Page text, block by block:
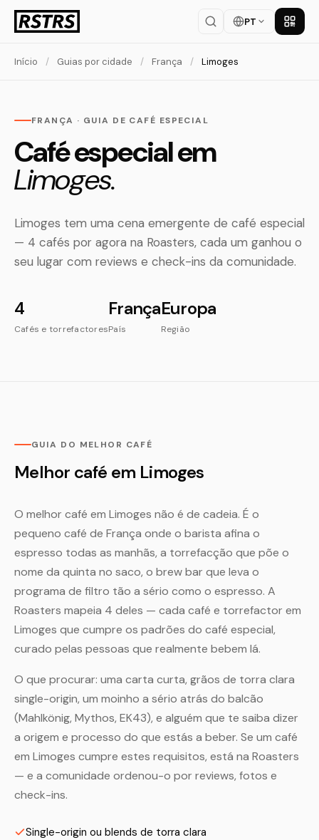
PT Baixar
Início / Guias por cidade / França / Limoges
FRANÇA · GUIA DE CAFÉ ESPECIAL
Café especial em
Limoges.
Limoges tem uma cena emergente de café especial
— 4 cafés por agora na Roasters, cada um ganhou o
seu lugar com reviews e check-ins da comunidade.
4
Cafés e torrefactores
França
País
Europa
Região
GUIA DO MELHOR CAFÉ
Melhor café em Limoges
O melhor café em Limoges não é de cadeia. É o
pequeno café de França onde o barista afina o
espresso todas as manhãs, a torrefacção que põe o
nome da quinta no saco, o brew bar que leva o
programa de filtro tão a sério como o espresso. A
Roasters mapeia 4 deles — cada café e torrefactor em
Limoges que cumpre os padrões do café especial,
curado pelas pessoas que realmente bebem lá.
O que procurar: uma carta curta, grãos de torra clara
single-origin, um moinho a sério atrás do balcão
(Mahlkönig, Mythos, EK43), e alguém que te saiba dizer
a origem e processo do que estás a beber. Se um café
em Limoges cumpre estes requisitos, está na Roasters
— e a comunidade ordenou-o por reviews, fotos e
check-ins.
Single-origin ou blends de torra clara